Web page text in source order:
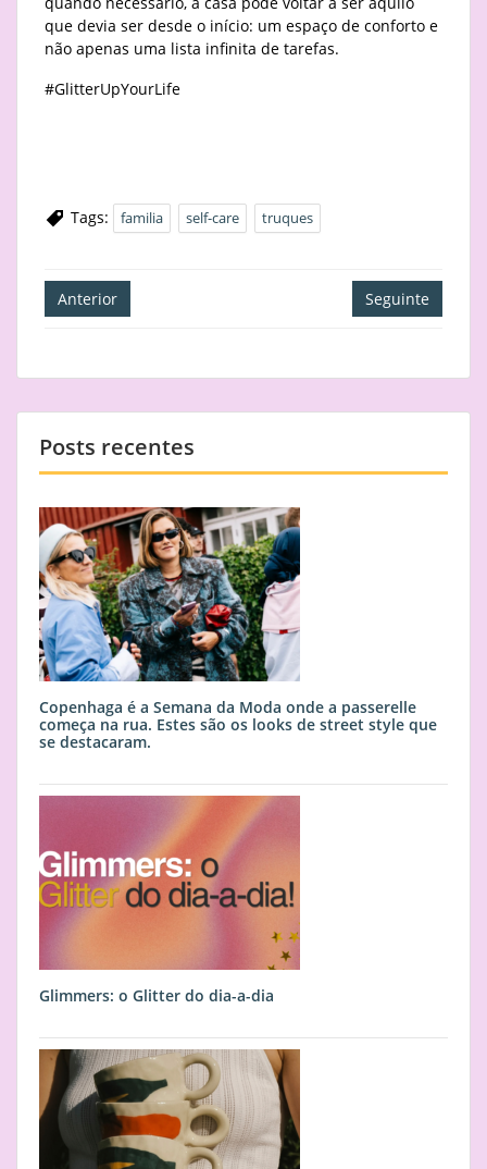
que devia ser desde o início: um espaço de conforto e
não apenas uma lista infinita de tarefas.
#GlitterUpYourLife
Tags: familia self-care truques
Navegação
de
Anterior Seguinte
Posts recentes
Copenhaga é a Semana da Moda onde a passerelle
começa na rua. Estes são os looks de street style que
se destacaram.
Glimmers: o Glitter do dia-a-dia